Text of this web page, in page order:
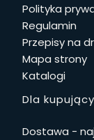
Polityka
Regulamin
Przepisy na
Mapa strony
Katalogi
Dla
Dostawa -